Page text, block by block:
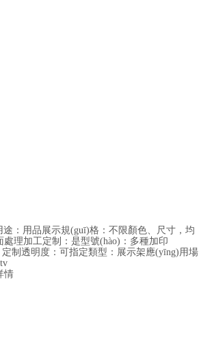
：用品展示規(guī)格：不限顏色、尺寸，均
處理加工定制：是型號(hào)：多種加印
制透明度：可指定類型：展示架應(yīng)用場
情